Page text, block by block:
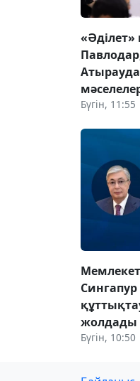
«Әділет»
Бүгін, 11:55
жолдады
Бүгін, 10:50